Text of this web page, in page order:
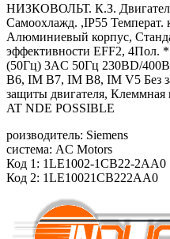
НИЗКОВОЛЬТ. К.З.
Самоохлажд. ,IP55 Температ.
Алюминиевый корпус,
эффективности EFF2, 4Пол.
(50Гц) 3AC 50Гц 230ВD/
B6, IM B7, IM B8, IM V5 Без
защиты двигателя,
AT NDE POSSIBLE
роизводитель: Siemens
система: AC Motors
Код 1: 1LE1002-1CB22-2AA0
Код 2: 1LE10021CB222AA0